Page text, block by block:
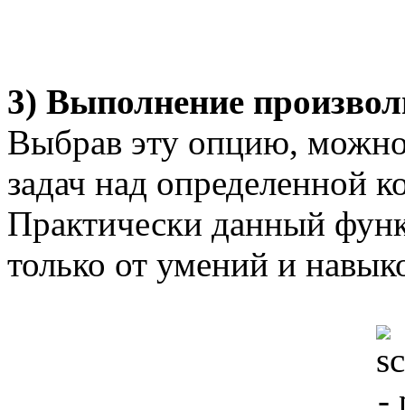
3) Выполнение
Выбрав эту опцию,
задач над определенной
Практически данный
только от умений и